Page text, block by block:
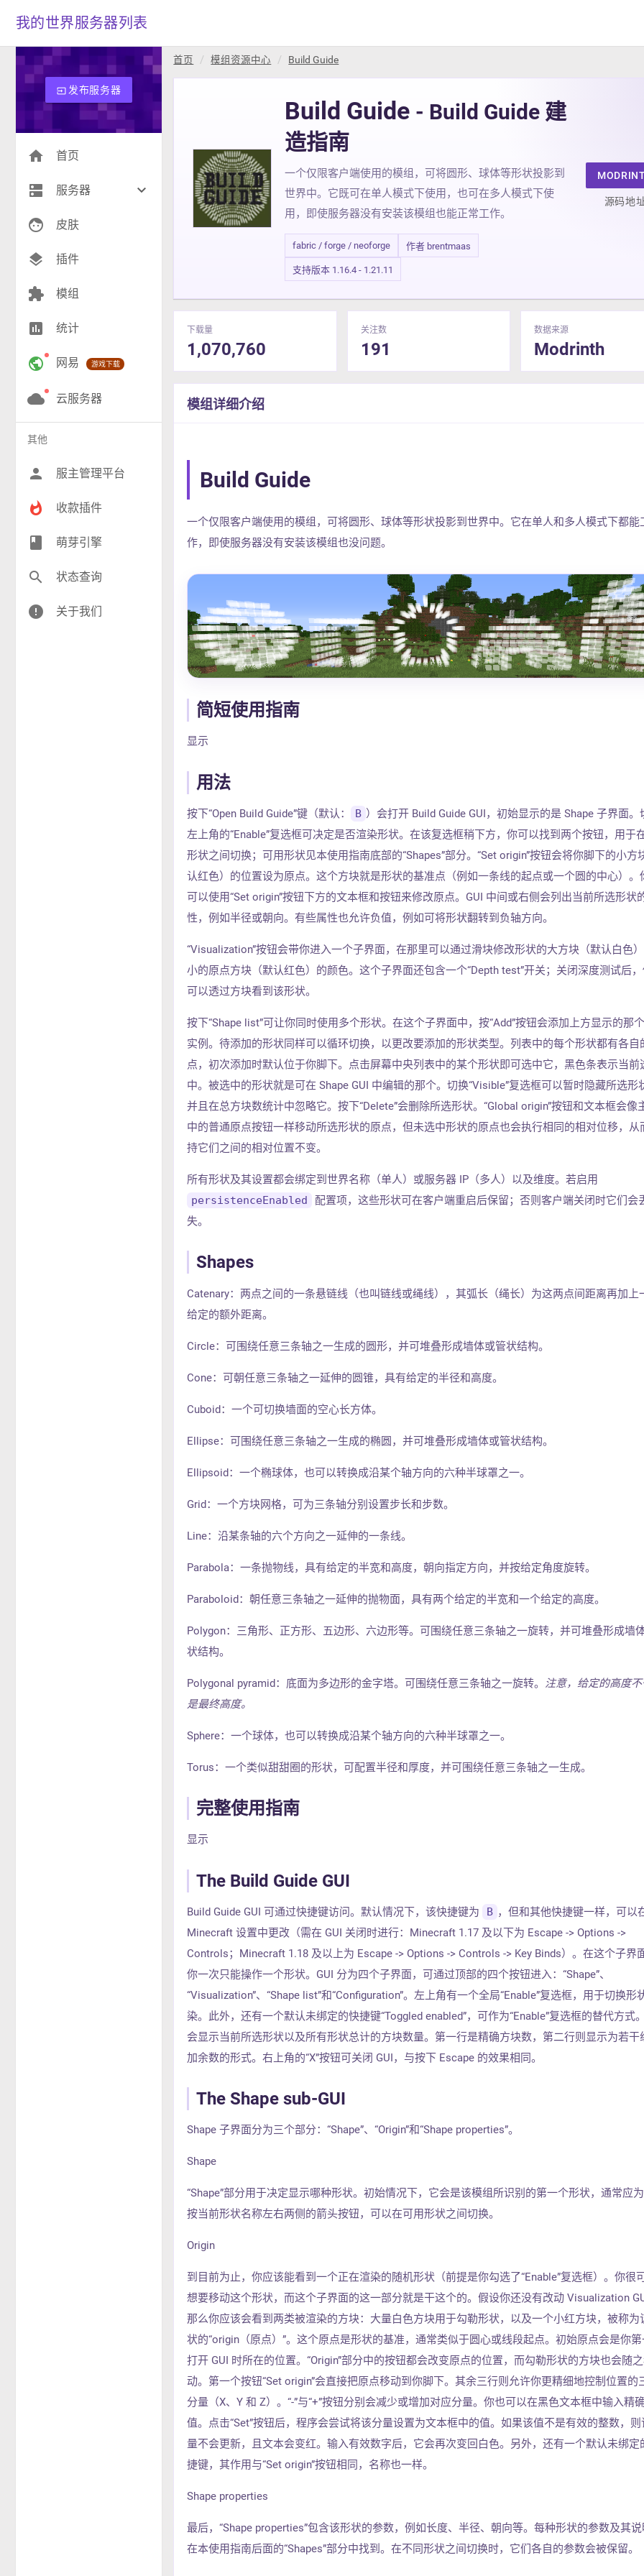
我的世界服务器列表
input发布服务器
home 首页
dns 服务器 keyboard_arrow_down
生存(266)
创造(9)
RPG(203)
小游戏(16)
神奇宝贝(26)
工业(10)
face 皮肤
layers 插件
extension 模组
insert_chart 统计
public 网易 游戏下载
cloud 云服务器
其他
person 服主管理平台
whatshot 收款插件
class 萌芽引擎
search 状态查询
error 关于我们
首页 模组资源中心 Build Guide
Build Guide - Build Guide 建
造指南
一个仅限客户端使用的模组，可将圆形、球体等形状投影到
世界中。它既可在单人模式下使用，也可在多人模式下使
用，即使服务器没有安装该模组也能正常工作。
fabric / forge / neoforge 作者 brentmaas
支持版本 1.16.4 - 1.21.11
源码地
下载量
1,070,760
关注数
191
数据来源
Modrinth
模组详细介绍
Build Guide
一个仅限客户端使用的模组，可将圆形、球体等形状投影到世界中。它在单人和多人模式下都能
作，即使服务器没有安装该模组也没问题。
简短使用指南
显示
用法
按下“Open Build Guide”键（默认： B ）会打开 Build Guide GUI，初始显示的是 Shape 子界面。
左上角的“Enable”复选框可决定是否渲染形状。在该复选框稍下方，你可以找到两个按钮，用于
形状之间切换；可用形状见本使用指南底部的“Shapes”部分。“Set origin”按钮会将你脚下的小方
认红色）的位置设为原点。这个方块就是形状的基准点（例如一条线的起点或一个圆的中心）。
可以使用“Set origin”按钮下方的文本框和按钮来修改原点。GUI 中间或右侧会列出当前所选形状
性，例如半径或朝向。有些属性也允许负值，例如可将形状翻转到负轴方向。
“Visualization”按钮会带你进入一个子界面，在那里可以通过滑块修改形状的大方块（默认白色
小的原点方块（默认红色）的颜色。这个子界面还包含一个“Depth test”开关；关闭深度测试后
可以透过方块看到该形状。
按下“Shape list”可让你同时使用多个形状。在这个子界面中，按“Add”按钮会添加上方显示的那
实例。待添加的形状同样可以循环切换，以更改要添加的形状类型。列表中的每个形状都有各自
点，初次添加时默认位于你脚下。点击屏幕中央列表中的某个形状即可选中它，黑色条表示当前
中。被选中的形状就是可在 Shape GUI 中编辑的那个。切换“Visible”复选框可以暂时隐藏所选形
并且在总方块数统计中忽略它。按下“Delete”会删除所选形状。“Global origin”按钮和文本框会像
中的普通原点按钮一样移动所选形状的原点，但未选中形状的原点也会执行相同的相对位移，从
持它们之间的相对位置不变。
所有形状及其设置都会绑定到世界名称（单人）或服务器 IP（多人）以及维度。若启用
persistenceEnabled
配置项，这些形状可在客户端重启后保留；否则客户端关闭时它们会
失。
Shapes
Catenary：两点之间的一条悬链线（也叫链线或绳线），其弧长（绳长）为这两点间距离再加上
给定的额外距离。
Circle：可围绕任意三条轴之一生成的圆形，并可堆叠形成墙体或管状结构。
Cone：可朝任意三条轴之一延伸的圆锥，具有给定的半径和高度。
Cuboid：一个可切换墙面的空心长方体。
Ellipse：可围绕任意三条轴之一生成的椭圆，并可堆叠形成墙体或管状结构。
Ellipsoid：一个椭球体，也可以转换成沿某个轴方向的六种半球罩之一。
Grid：一个方块网格，可为三条轴分别设置步长和步数。
Line：沿某条轴的六个方向之一延伸的一条线。
Parabola：一条抛物线，具有给定的半宽和高度，朝向指定方向，并按给定角度旋转。
Paraboloid：朝任意三条轴之一延伸的抛物面，具有两个给定的半宽和一个给定的高度。
Polygon：三角形、正方形、五边形、六边形等。可围绕任意三条轴之一旋转，并可堆叠形成墙
状结构。
Polygonal pyramid：底面为多边形的金字塔。可围绕任意三条轴之一旋转。 注意，给定的高度
是最终高度。
Sphere：一个球体，也可以转换成沿某个轴方向的六种半球罩之一。
Torus：一个类似甜甜圈的形状，可配置半径和厚度，并可围绕任意三条轴之一生成。
完整使用指南
显示
The Build Guide GUI
Build Guide GUI 可通过快捷键访问。默认情况下，该快捷键为 B ，但和其他快捷键一样，可以
Minecraft 设置中更改（需在 GUI 关闭时进行：Minecraft 1.17 及以下为 Escape -> Options ->
Controls；Minecraft 1.18 及以上为 Escape -> Options -> Controls -> Key Binds）。在这个子界
你一次只能操作一个形状。GUI 分为四个子界面，可通过顶部的四个按钮进入：“Shape”、
“Visualization”、“Shape list”和“Configuration”。左上角有一个全局“Enable”复选框，用于切换形
染。此外，还有一个默认未绑定的快捷键“Toggled enabled”，可作为“Enable”复选框的替代方式
会显示当前所选形状以及所有形状总计的方块数量。第一行是精确方块数，第二行则显示为若干
加余数的形式。右上角的“X”按钮可关闭 GUI，与按下 Escape 的效果相同。
The Shape sub-GUI
Shape 子界面分为三个部分：“Shape”、“Origin”和“Shape properties”。
Shape
“Shape”部分用于决定显示哪种形状。初始情况下，它会是该模组所识别的第一个形状，通常应
按当前形状名称左右两侧的箭头按钮，可以在可用形状之间切换。
Origin
到目前为止，你应该能看到一个正在渲染的随机形状（前提是你勾选了“Enable”复选框）。你很
想要移动这个形状，而这个子界面的这一部分就是干这个的。假设你还没有改动 Visualization
那么你应该会看到两类被渲染的方块：大量白色方块用于勾勒形状，以及一个小红方块，被称为
状的“origin（原点）”。这个原点是形状的基准，通常类似于圆心或线段起点。初始原点会是你
打开 GUI 时所在的位置。“Origin”部分中的按钮都会改变原点的位置，而勾勒形状的方块也会随
动。第一个按钮“Set origin”会直接把原点移动到你脚下。其余三行则允许你更精细地控制位置的
分量（X、Y 和 Z）。“-”与“+”按钮分别会减少或增加对应分量。你也可以在黑色文本框中输入精
值。点击“Set”按钮后，程序会尝试将该分量设置为文本框中的值。如果该值不是有效的整数，则
量不会更新，且文本会变红。输入有效数字后，它会再次变回白色。另外，还有一个默认未绑定
捷键，其作用与“Set origin”按钮相同，名称也一样。
Shape properties
最后，“Shape properties”包含该形状的参数，例如长度、半径、朝向等。每种形状的参数及其
在本使用指南后面的“Shapes”部分中找到。在不同形状之间切换时，它们各自的参数会被保留。